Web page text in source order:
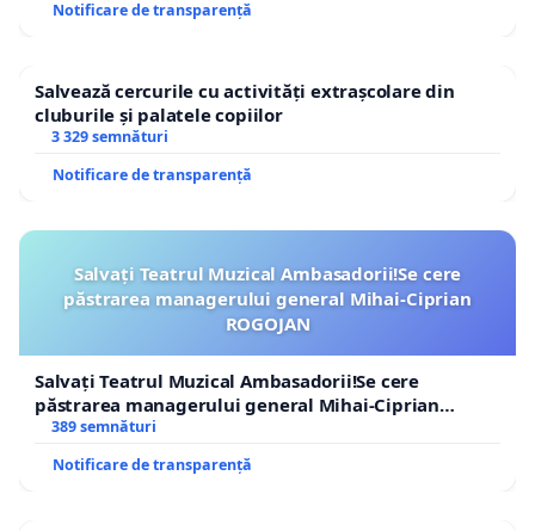
Notificare de transparență
Salvează cercurile cu activități extrașcolare din
cluburile și palatele copiilor
3 329 semnături
Notificare de transparență
Salvați Teatrul Muzical Ambasadorii!Se cere
păstrarea managerului general Mihai-Ciprian
ROGOJAN
Salvați Teatrul Muzical Ambasadorii!Se cere
păstrarea managerului general Mihai-Ciprian
ROGOJAN
389 semnături
Notificare de transparență